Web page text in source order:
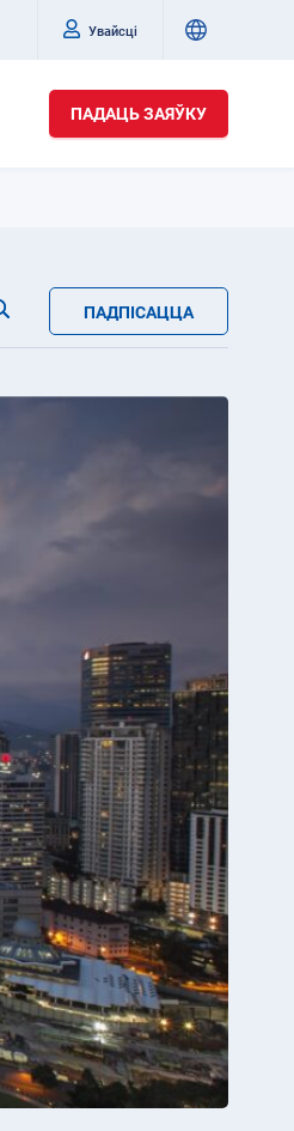
Увайсці
ПАДАЦЬ ЗАЯЎКУ
ПАДПІСАЦЦА